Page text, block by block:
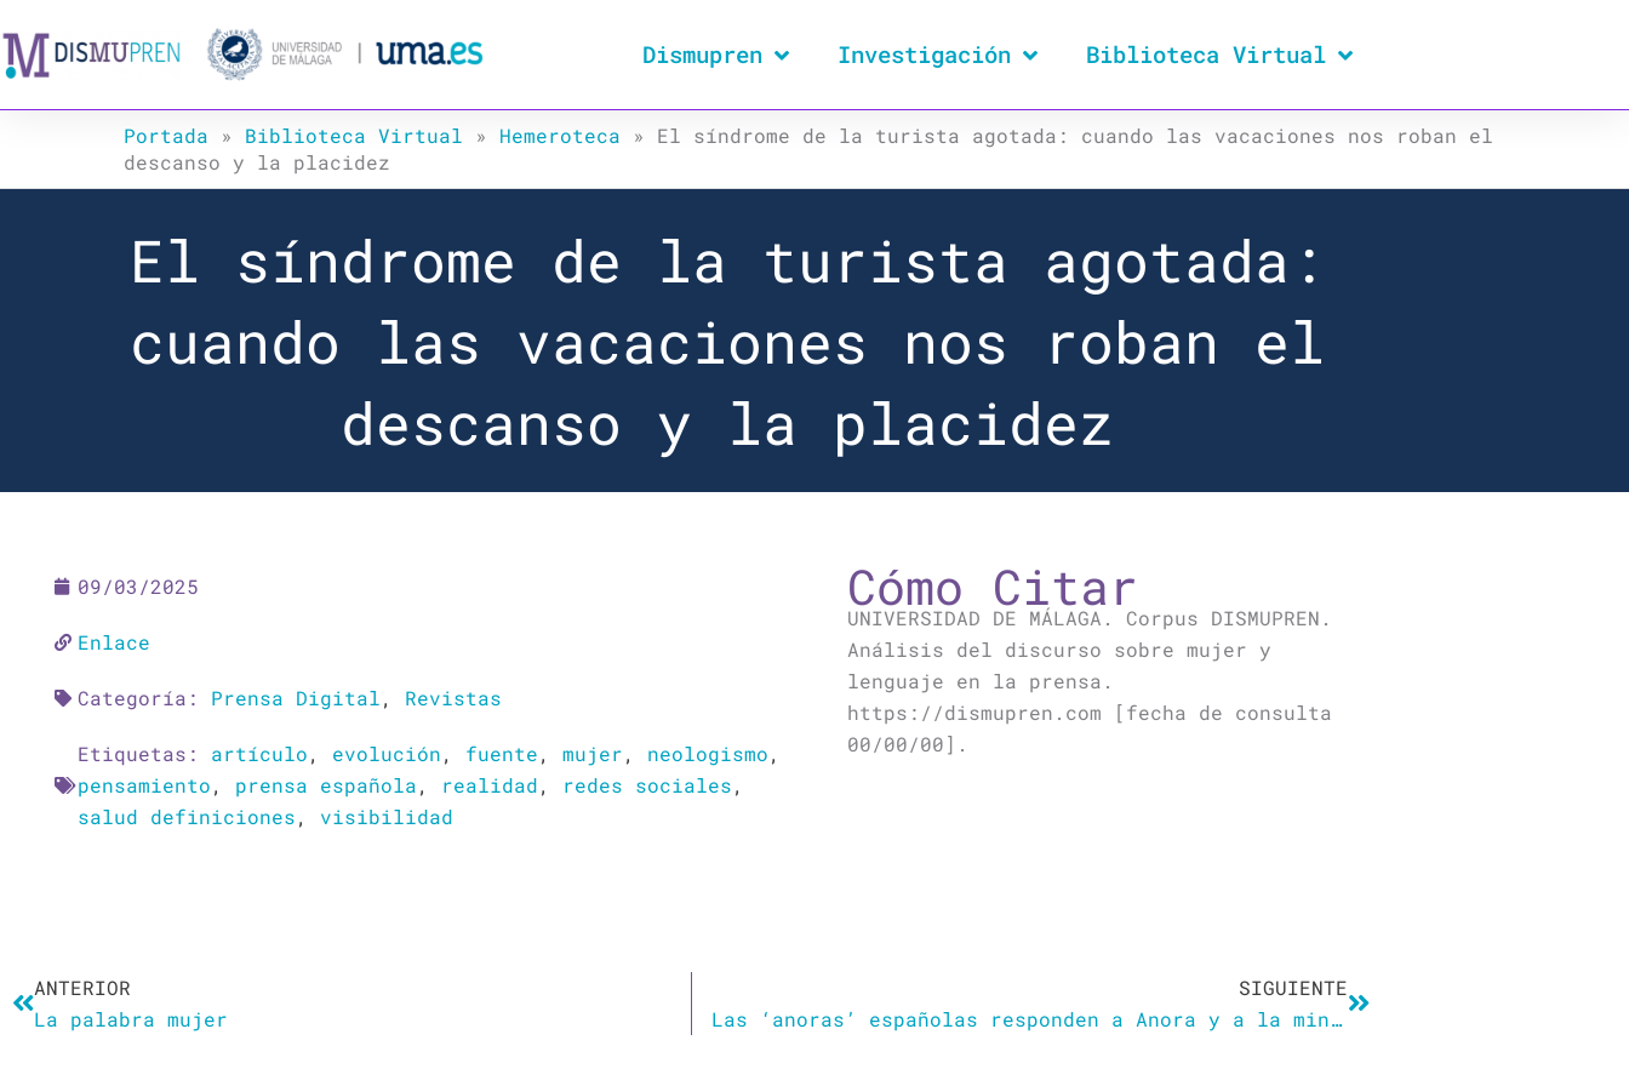
al
contenido
Dismupren Investigación Biblioteca Virtual
Portada » Biblioteca Virtual » Hemeroteca » El síndrome de la turista agotada: cuando las vacaciones nos roban el
descanso y la placidez
El síndrome de la turista agotada:
cuando las vacaciones nos roban el
descanso y la placidez
09/03/2025
Enlace
Categoría: Prensa Digital, Revistas
Etiquetas: artículo, evolución, fuente, mujer, neologismo,
pensamiento, prensa española, realidad, redes sociales,
salud definiciones, visibilidad
Cómo Citar
UNIVERSIDAD DE MÁLAGA. Corpus DISMUPREN.
Análisis del discurso sobre mujer y
lenguaje en la prensa.
https://dismupren.com [fecha de consulta
00/00/00].
ANTERIOR
La palabra mujer
SIGUIENTE
Las ‘anoras’ españolas responden a Anora y a la ministra abolicionista de la prostitución: «Nos tratan como a menores de edad»